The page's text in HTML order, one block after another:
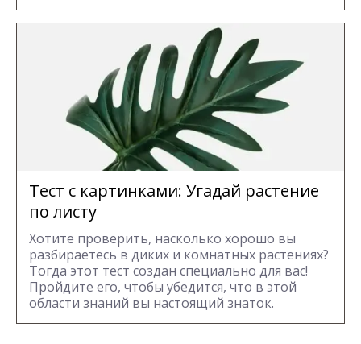
Тест с картинками: Угадай растение
по листу
Хотите проверить, насколько хорошо вы
разбираетесь в диких и комнатных растениях?
Тогда этот тест создан специально для вас!
Пройдите его, чтобы убедится, что в этой
области знаний вы настоящий знаток.